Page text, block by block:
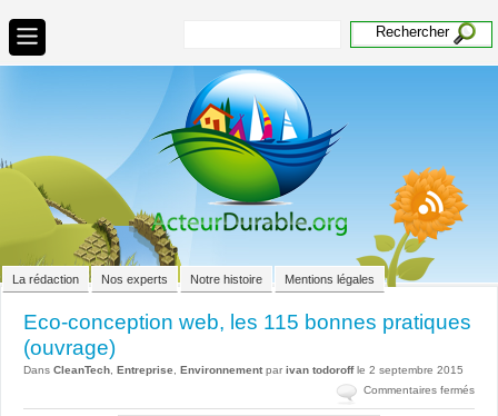
La rédaction Nos experts Notre histoire Mentions légales
Eco-conception web, les 115 bonnes pratiques
(ouvrage)
Dans CleanTech Entreprise Environnement par ivan todoroffle 2 septembre 2015
Commentaires ferméssur
Eco-